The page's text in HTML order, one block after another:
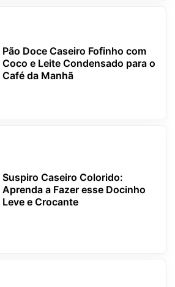
Pão Doce Caseiro Fofinho com
Coco e Leite Condensado para o
Café da Manhã
Suspiro Caseiro Colorido:
Aprenda a Fazer esse Docinho
Leve e Crocante